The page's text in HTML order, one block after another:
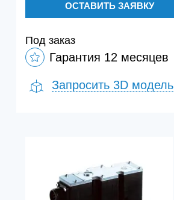
ОСТАВИТЬ ЗАЯВКУ
Под заказ
Гарантия 12 месяцев
Запросить 3D модель